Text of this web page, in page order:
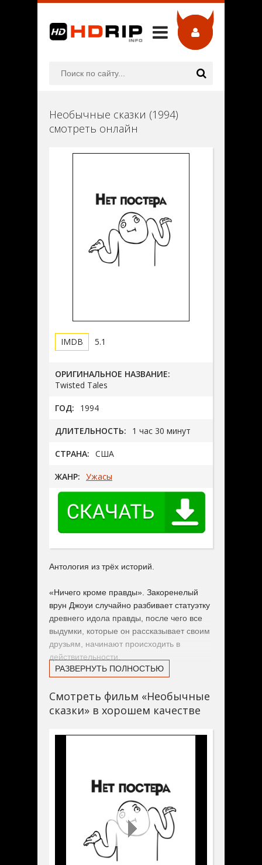
Необычные сказки (1994)
смотреть онлайн
5.1
ОРИГИНАЛЬНОЕ НАЗВАНИЕ:
Twisted Tales
ГОД: 1994
ДЛИТЕЛЬНОСТЬ: 1 час 30 минут
СТРАНА: США
ЖАНР: Ужасы
Антология из трёх историй.
«Ничего кроме правды». Закоренелый
врун Джоуи случайно разбивает статуэтку
древнего идола правды, после чего все
выдумки, которые он рассказывает своим
друзьям, начинают происходить в
действительности.
брата, Томми пускается в бега от
полиции и прячется на пустом складе, где
подозрительно напоминающим ему
приходит паренёк по имени Чарли и
начинает убеждать доктора в том, что он
опасен для общества, поскольку
наполовину вампир и наполовину
оборотень.
РАЗВЕРНУТЬ ПОЛНОСТЬЮ
Смотреть фильм «Необычные
сказки» в хорошем качестве